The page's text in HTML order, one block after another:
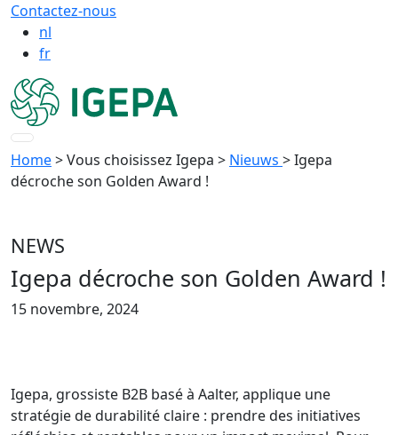
Contactez-nous
nl
fr
Home> Vous choisissez Igepa > Nieuws > Igepa
décroche son Golden Award !
NEWS
Igepa décroche son Golden Award !
15 novembre, 2024
Igepa, grossiste B2B basé à Aalter, applique une
stratégie de durabilité claire : prendre des initiatives